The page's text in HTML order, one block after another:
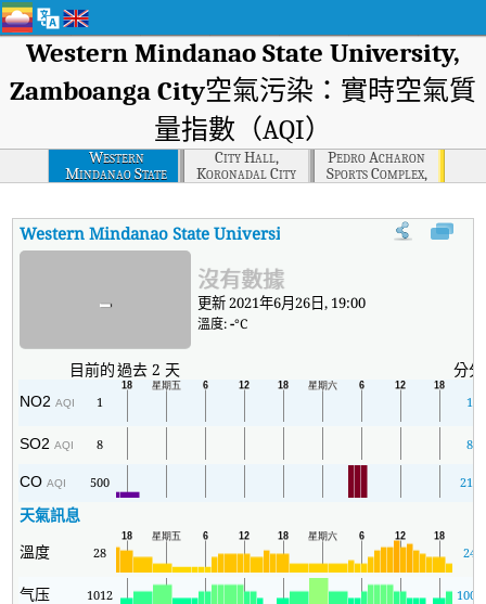
Western Mindanao State University,
Zamboanga City空氣污染：實時空氣質
量指數（AQI）
Western
Mindanao State
University,
City Hall,
Koronadal City
Pedro Acharon
Sports Complex,
General Santos
Western Mindanao State University, Zamboanga City AQI
- 沒有數據
更新 2021年6月26日, 19:00
溫度:-°C
目前的過去 2 天 分
NO2AQI 1 1
SO2AQI 8 8
COAQI 500 210
天氣訊息
溫度 28 24
气压 1012 1009